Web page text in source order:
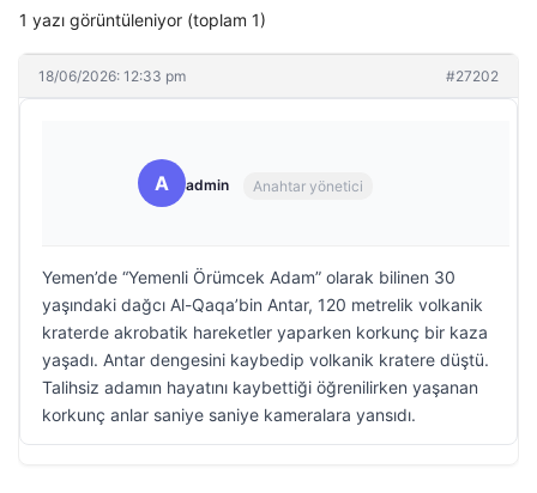
1 yazı görüntüleniyor (toplam 1)
18/06/2026: 12:33 pm #27202
A admin Anahtar yönetici
Yemen’de “Yemenli Örümcek Adam” olarak bilinen 30
yaşındaki dağcı Al-Qaqa’bin Antar, 120 metrelik volkanik
kraterde akrobatik hareketler yaparken korkunç bir kaza
yaşadı. Antar dengesini kaybedip volkanik kratere düştü.
Talihsiz adamın hayatını kaybettiği öğrenilirken yaşanan
korkunç anlar saniye saniye kameralara yansıdı.